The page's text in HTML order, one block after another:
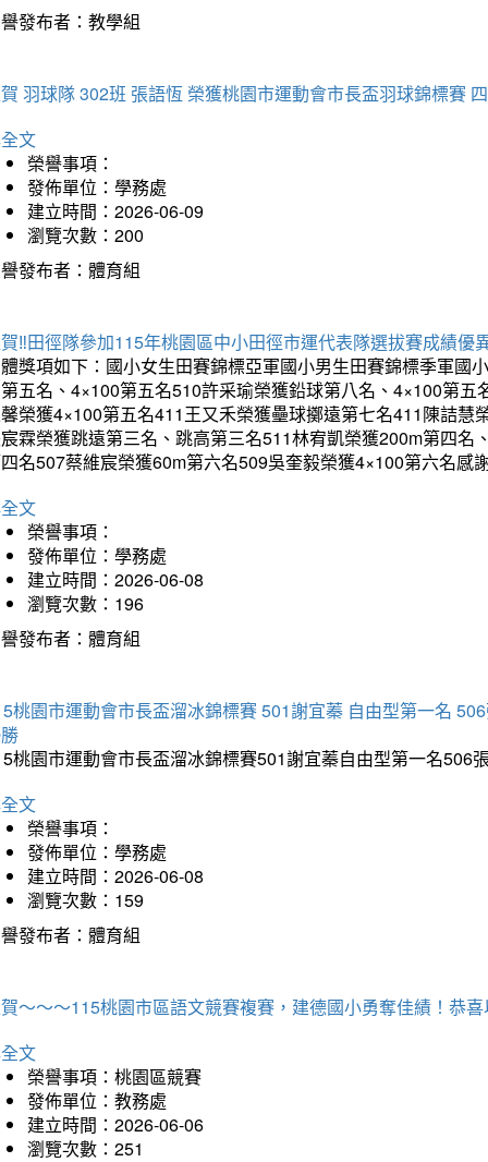
發布者：教學組
羽球隊 302班 張語恆 榮獲桃園市運動會市長盃羽球錦標賽
文
榮譽事項：
發佈單位：學務處
建立時間：2026-06-09
瀏覽次數：200
發布者：體育組
‼️田徑隊參加115年桃園區中小田徑市運代表隊選拔賽成績優
獎項如下：國小女生田賽錦標亞軍國小男生田賽錦標季軍國
五名、4×100第五名510許采瑜榮獲鉛球第八名、4×100第
榮獲4×100第五名411王又禾榮獲壘球擲遠第七名411陳詰
霖榮獲跳遠第三名、跳高第三名511林宥凱榮獲200m第四
名507蔡維宸榮獲60m第六名509吳奎毅榮獲4×100第六名
文
榮譽事項：
發佈單位：學務處
建立時間：2026-06-08
瀏覽次數：196
發布者：體育組
桃園市運動會市長盃溜冰錦標賽 501謝宜蓁 自由型第一名
桃園市運動會市長盃溜冰錦標賽501謝宜蓁自由型第一名
文
榮譽事項：
發佈單位：學務處
建立時間：2026-06-08
瀏覽次數：159
發布者：體育組
～～～115桃園市區語文競賽複賽，建德國小勇奪佳績！恭
文
榮譽事項：桃園區競賽
發佈單位：教務處
建立時間：2026-06-06
瀏覽次數：251